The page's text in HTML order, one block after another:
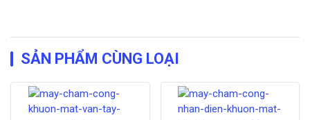
SẢN PHẨM CÙNG LOẠI